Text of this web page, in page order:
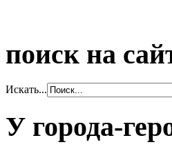
поиск на
Искать...
У города-